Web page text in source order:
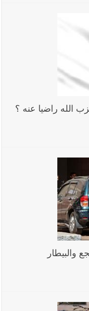
في لبنان ليوم الجمعة
وتغريم صاحبهما
الله راضيا عنه ؟
والبيطار